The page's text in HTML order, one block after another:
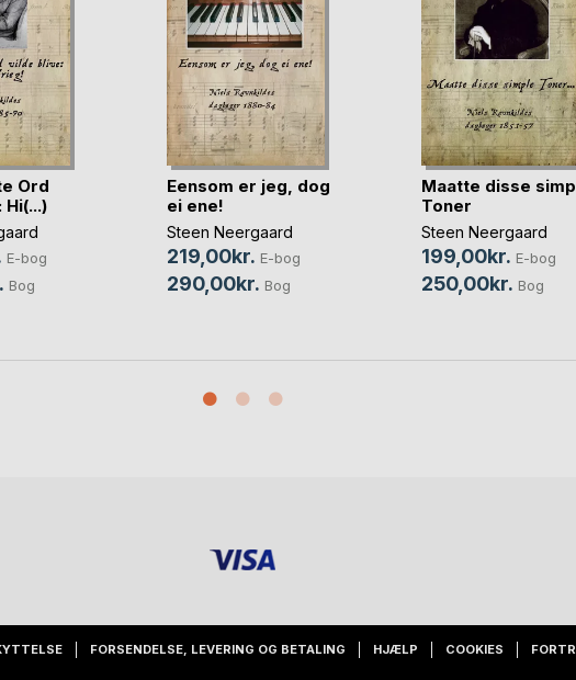
Ord
E-bog
Bog
Eensom er jeg, dog
ei ene!
Steen Neergaard
219,00kr. E-bog
290,00kr. Bog
Maatte disse
Toner
Steen Neergaard
199,00kr. E-bog
250,00kr. Bog
FORSENDELSE, LEVERING OG BETALING HJÆLP COOKIES